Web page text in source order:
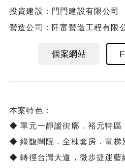
投資建設：門門建設有限公司
營造公司：阡富營造工程有限
個案網站
本案特色：
◆ 單元一靜謐街廓．裕元特區
◆ 綠馥闊院．全棟套房．電梯
◆ 轉徑台灣大道，微步捷運藍